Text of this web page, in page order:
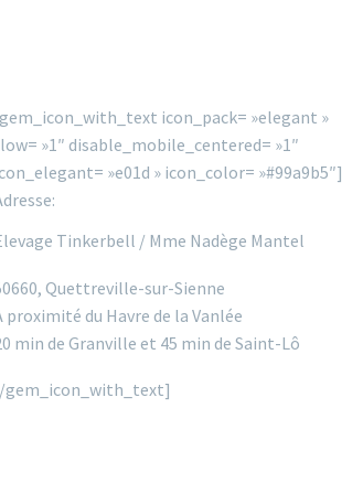
icon_pack= »elegant »
»1″ disable_mobile_centered= »1″
»e01d » icon_color= »#99a9b5″]
Tinkerbell / Mme Nadège Mantel
Quettreville-sur-Sienne
proximité du Havre de la Vanlée
min de Granville et 45 min de Saint-Lô
gem_icon_with_text]